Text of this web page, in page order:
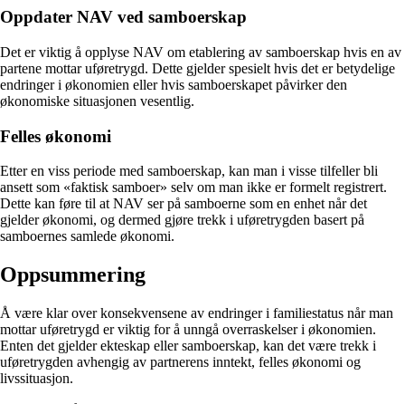
Oppdater NAV ved samboerskap
Det er viktig å opplyse NAV om etablering av samboerskap hvis en av
partene mottar uføretrygd. Dette gjelder spesielt hvis det er betydelige
endringer i økonomien eller hvis samboerskapet påvirker den
økonomiske situasjonen vesentlig.
Felles økonomi
Etter en viss periode med samboerskap, kan man i visse tilfeller bli
ansett som «faktisk samboer» selv om man ikke er formelt registrert.
Dette kan føre til at NAV ser på samboerne som en enhet når det
gjelder økonomi, og dermed gjøre trekk i uføretrygden basert på
samboernes samlede økonomi.
Oppsummering
Å være klar over konsekvensene av endringer i familiestatus når man
mottar uføretrygd er viktig for å unngå overraskelser i økonomien.
Enten det gjelder ekteskap eller samboerskap, kan det være trekk i
uføretrygden avhengig av partnerens inntekt, felles økonomi og
livssituasjon.